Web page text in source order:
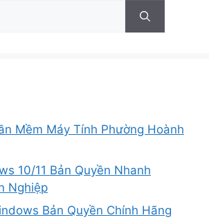
Mềm Máy Tính Phường Hoành
10/11 Bản Quyền Nhanh
Nghiệp
Bản Quyền Chính Hãng